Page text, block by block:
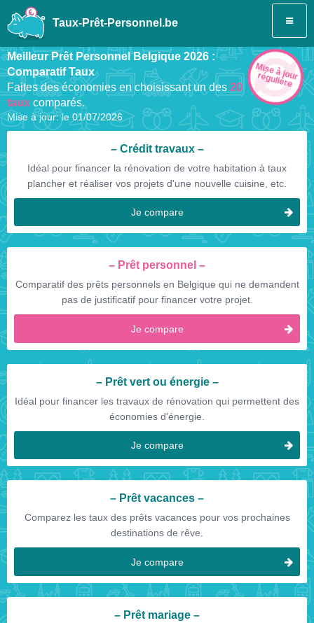
Taux-Prêt-Personnel.be
Meilleur Prêt Personnel Belgique 2026 :
Comparatif Taux
Faites des économies en choisissant un des 20
taux comparés.
Mise à jour: le 01/07/2026
Mise à jour
régulière
Crédit travaux
Idéal pour financer la rénovation de votre habitation à taux
plancher et réaliser vos projets d'une nouvelle cuisine, etc.
Je compare
Prêt personnel
Comparatif des prêts personnels en Belgique qui ne demandent
pas de justificatif pour financer votre projet.
Je compare
Prêt vert ou énergie
Idéal pour financer les travaux de rénovation qui permettent des
économies d'énergie.
Je compare
Prêt vacances
Comparez les taux des prêts vacances pour vos prochaines
destinations de rêve.
Je compare
Prêt mariage